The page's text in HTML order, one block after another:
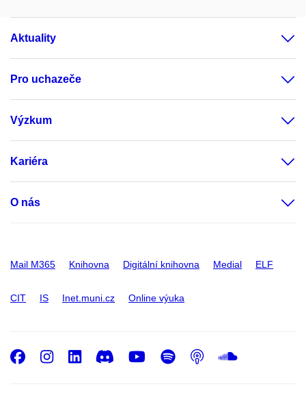
Aktuality
Pro uchazeče
Výzkum
Kariéra
O nás
Mail M365 Knihovna Digitální knihovna Medial ELF
CIT IS Inet.muni.cz Online výuka
Facebook
Instagram
LinkedIn
DiscordYoutube
Spotify
Podcast